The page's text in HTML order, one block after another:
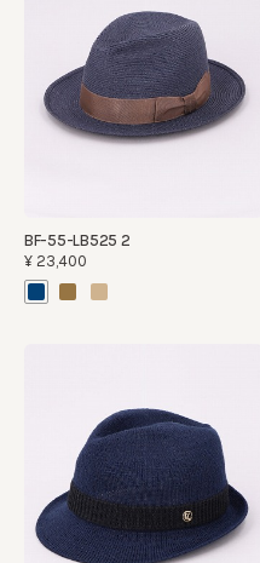
BF-55-LB525 2
¥23,400